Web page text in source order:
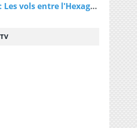
Coronavirus : Les vols entre l'Hexagone et l'Outre-Mer interdits dès lundi